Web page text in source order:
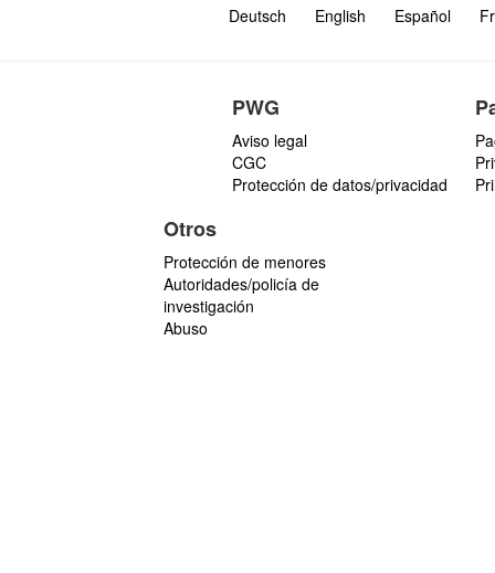
Deutsch English Español
PWG
Aviso legal
CGC
Protección de datos/privacidad
Otros
Protección de menores
Autoridades/policía de
investigación
Abuso